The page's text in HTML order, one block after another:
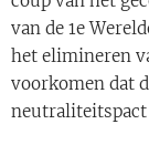
van de 1e
het elimineren
voorkomen dat
neutraliteitspact